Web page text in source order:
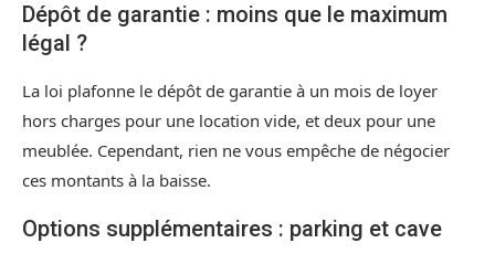
Dépôt de garantie : moins que le maximum
légal ?
La loi plafonne le dépôt de garantie à un mois de loyer
hors charges pour une location vide, et deux pour une
meublée. Cependant, rien ne vous empêche de négocier
ces montants à la baisse.
Options supplémentaires : parking et cave